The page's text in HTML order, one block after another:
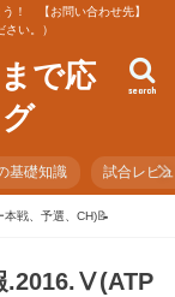
！ 【お問い合わせ先】
い。）
で応
search
基礎知識 試合レビ
戦、予選、CH)📝
.2016.Ⅴ(ATP